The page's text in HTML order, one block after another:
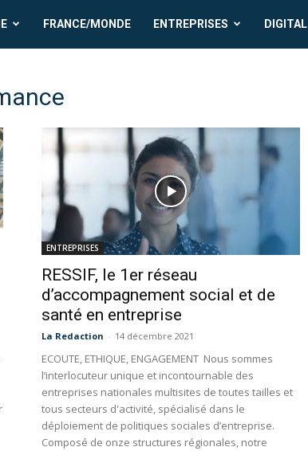
FRANCE/MONDE ENTREPRISES DIGITAL
ENTREPRISES
RESSIF, le 1er réseau
d’accompagnement social et de
santé en entreprise
La Redaction - 14 décembre 2021
ECOUTE, ETHIQUE, ENGAGEMENT Nous sommes
l’interlocuteur unique et incontournable des
entreprises nationales multisites de toutes tailles et
tous secteurs d'activité, spécialisé dans le
déploiement de politiques sociales d’entreprise.
Composé de onze structures régionales, notre